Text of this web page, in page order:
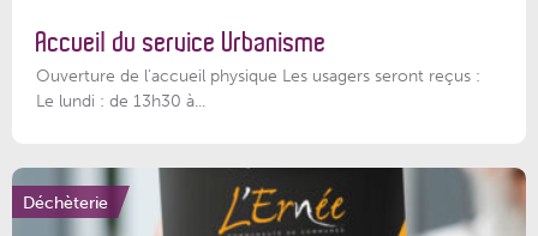
Accueil du service Urbanisme
Ouverture de l'accueil physique Les usagers seront reçus :
Le lundi : de 13h30 à...
Déchèterie